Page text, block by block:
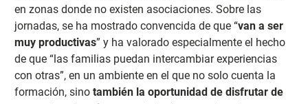
en zonas donde no existen asociaciones. Sobre las
jornadas, se ha mostrado convencida de que “van a ser
muy productivas” y ha valorado especialmente el hecho
de que “las familias puedan intercambiar experiencias
con otras”, en un ambiente en el que no solo cuenta la
formación, sino también la oportunidad de disfrutar de